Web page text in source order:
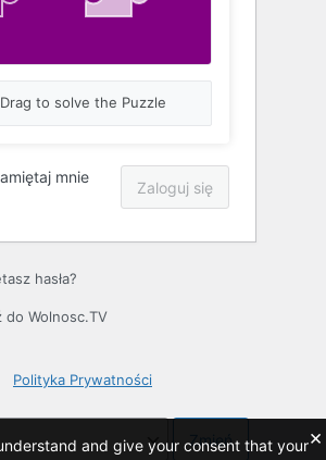
Drag to solve the Puzzle
mnie
hasła?
Wolnosc.TV
Polityka Prywatności
and give your consent that your×